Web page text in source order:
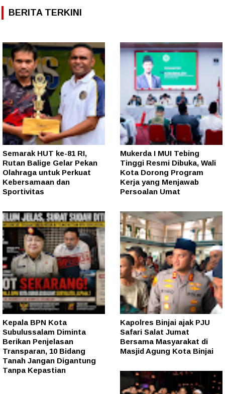
BERITA TERKINI
Semarak HUT ke-81 RI,
Rutan Balige Gelar Pekan
Olahraga untuk Perkuat
Kebersamaan dan
Sportivitas
Mukerda I MUI Tebing
Tinggi Resmi Dibuka, Wali
Kota Dorong Program
Kerja yang Menjawab
Persoalan Umat
Kepala BPN Kota
Subulussalam Diminta
Berikan Penjelasan
Transparan, 10 Bidang
Tanah Jangan Digantung
Tanpa Kepastian
Kapolres Binjai ajak PJU
Safari Salat Jumat
Bersama Masyarakat di
Masjid Agung Kota Binjai